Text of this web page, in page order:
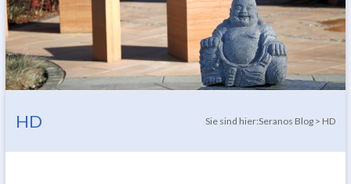
HD Sie sind hier:Seranos Blog > HD